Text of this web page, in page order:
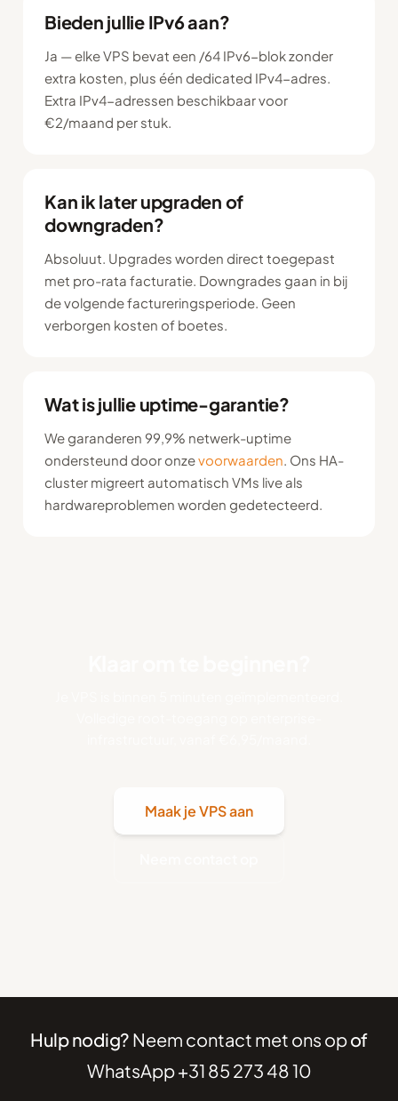
Bieden jullie IPv6 aan?
Ja — elke VPS bevat een /64 IPv6-blok zonder
extra kosten, plus één dedicated IPv4-adres.
Extra IPv4-adressen beschikbaar voor
€2/maand per stuk.
Kan ik later upgraden of
downgraden?
Absoluut. Upgrades worden direct toegepast
met pro-rata facturatie. Downgrades gaan in bij
de volgende factureringsperiode. Geen
verborgen kosten of boetes.
Wat is jullie uptime-garantie?
We garanderen 99,9% netwerk-uptime
ondersteund door onzevoorwaarden . Ons HA-
cluster migreert automatisch VMs live als
hardwareproblemen worden gedetecteerd.
Maak je VPS aan
Hulp nodig? Neem contact met ons opof
WhatsApp +31 85 273 48 10